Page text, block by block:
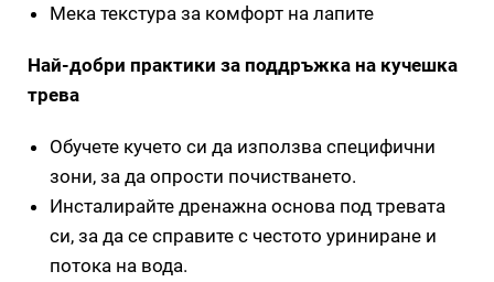
Мека текстура за комфорт на лапите
Най-добри практики за поддръжка на кучешка
трева
Обучете кучето си да използва специфични
зони, за да опрости почистването.
Инсталирайте дренажна основа под тревата
си, за да се справите с честото уриниране и
потока на вода.